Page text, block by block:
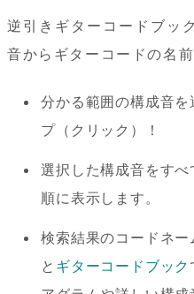
逆引きギターコードブッ
音からギターコードの名
分かる範囲の構成音
プ（クリック）！
選択した構成音をす
順に表示します。
検索結果のコードネ
と ギターコードブック